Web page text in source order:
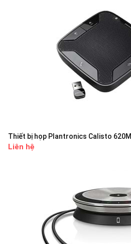
Thiết bị họp Plantronics Calisto 620M
Liên hệ